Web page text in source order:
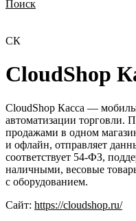
Поиск
CК
CloudShop
CloudShop Касса —
автоматизации торговли.
продажами в одном
и офлайн, отправляет
соответствует 54-ФЗ,
наличными, весовые
с оборудованием.
Сайт: https://cloudshop.ru/